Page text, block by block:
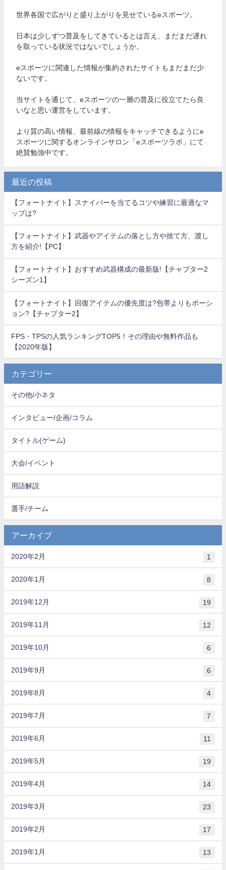
世界各国で広がりと盛り上がりを見せているeスポーツ。
日本は少しずつ普及をしてきているとは言え、まだまだ遅れ
を取っている状況ではないでしょうか。
eスポーツに関連した情報が集約されたサイトもまだまだ少
ないです。
当サイトを通じて、eスポーツの一層の普及に役立てたら良
いなと思い運営をしています。
より質の高い情報、最前線の情報をキャッチできるようにe
スポーツに関するオンラインサロン「eスポーツラボ」にて
絶賛勉強中です。
最近の投稿
【フォートナイト】スナイパーを当てるコツや練習に最適なマ
ップは?
【フォートナイト】武器やアイテムの落とし方や捨て方、渡し
方を紹介!【PC】
【フォートナイト】おすすめ武器構成の最新版!【チャプター2
シーズン1】
【フォートナイト】回復アイテムの優先度は?包帯よりもポーシ
ョン?【チャプター2】
FPS・TPSの人気ランキングTOP5！その理由や無料作品も
【2020年版】
カテゴリー
その他/小ネタ
インタビュー/企画/コラム
タイトル(ゲーム)
大会/イベント
用語解説
選手/チーム
アーカイブ
2020年2月 1
2020年1月 8
2019年12月 19
2019年11月 12
2019年10月 6
2019年9月 6
2019年8月 4
2019年7月 7
2019年6月 11
2019年5月 19
2019年4月 14
2019年3月 23
2019年2月 17
2019年1月 13